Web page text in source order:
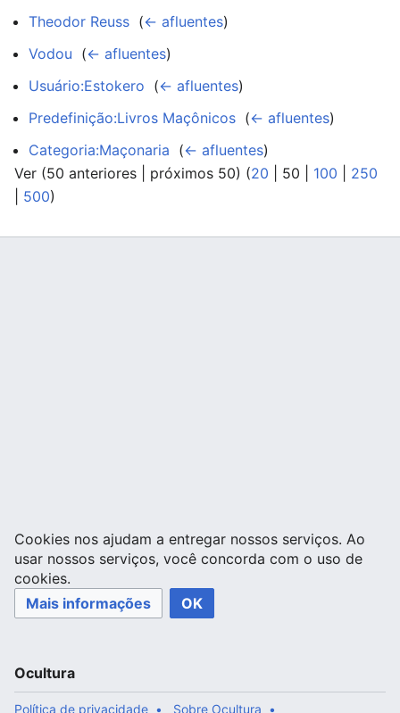
Theodor Reuss (← afluentes)
Vodou (← afluentes)
Usuário:Estokero (← afluentes)
Predefinição:Livros Maçônicos (← afluentes)
Categoria:Maçonaria (← afluentes)
Ver (50 anteriores próximos 50) (20 50 100
250
500)
Cookies nos ajudam a entregar nossos serviços. Ao
usar nossos serviços, você concorda com o uso de
cookies.
Mais informações
OK
Ocultura
Política de privacidade Sobre Ocultura